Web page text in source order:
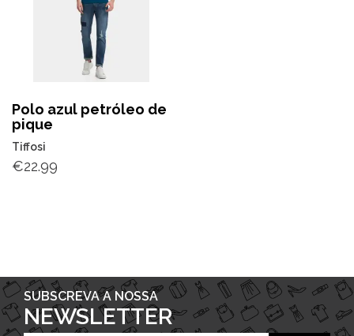
Polo azul petróleo de
pique
Tiffosi
€22.99
SUBSCREVA A NOSSA
NEWSLETTER